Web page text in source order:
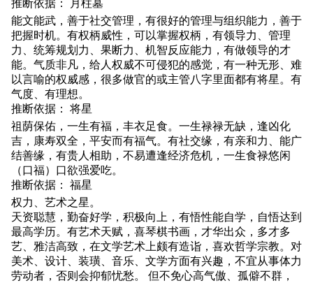
推断依据： 月柱墓
能文能武，善于社交管理，有很好的管理与组织能力，善于
把握时机。有权柄威性，可以掌握权柄，有领导力、管理
力、统筹规划力、果断力、机智反应能力，有做领导的才
能。气质非凡，给人权威不可侵犯的感觉，有一种无形、难
以言喻的权威感，很多做官的或主管八字里面都有将星。有
气度、有理想。
推断依据： 将星
祖荫保佑，一生有福，丰衣足食。一生禄禄无缺，逢凶化
吉，康寿双全，平安而有福气。有社交缘，有亲和力、能广
结善缘，有贵人相助，不易遭逢经济危机，一生食禄悠闲
（口福）口欲强爱吃。
推断依据： 福星
权力、艺术之星。
天资聪慧，勤奋好学，积极向上，有悟性能自学，自悟达到
最高学历。有艺术天赋，喜琴棋书画，才华出众，多才多
艺、雅洁高致，在文学艺术上颇有造诣，喜欢哲学宗教。对
美术、设计、装璜、音乐、文学方面有兴趣，不宜从事体力
劳动者，否则会抑郁忧愁。 但不免心高气傲、孤僻不群，